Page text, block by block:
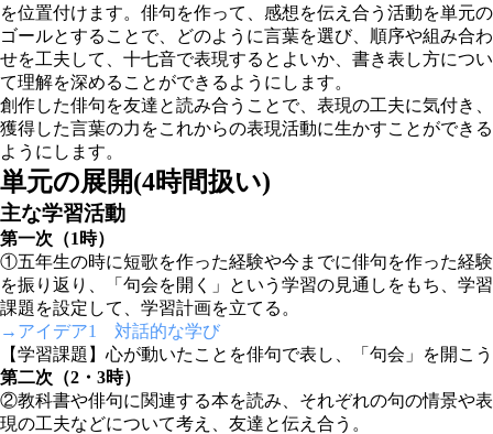
を位置付けます。俳句を作って、感想を伝え合う活動を単元の
ゴールとすることで、どのように言葉を選び、順序や組み合わ
せを工夫して、十七音で表現するとよいか、書き表し方につい
て理解を深めることができるようにします。
創作した俳句を友達と読み合うことで、表現の工夫に気付き、
獲得した言葉の力をこれからの表現活動に生かすことができる
ようにします。
単元の展開(4時間扱い)
主な学習活動
第一次（1時）
①五年生の時に短歌を作った経験や今までに俳句を作った経験
を振り返り、「句会を開く」という学習の見通しをもち、学習
課題を設定して、学習計画を立てる。
→アイデア1 対話的な学び
【学習課題】心が動いたことを俳句で表し、「句会」を開こう
第二次（2・3時）
②教科書や俳句に関連する本を読み、それぞれの句の情景や表
現の工夫などについて考え、友達と伝え合う。